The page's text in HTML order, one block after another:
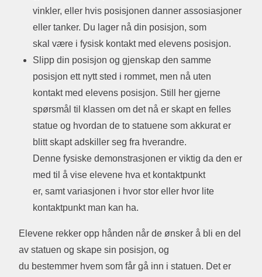
vinkler, eller hvis posisjonen danner assosiasjoner
eller tanker. Du lager nå din posisjon, som
skal være i fysisk kontakt med elevens posisjon.
Slipp din posisjon og gjenskap den samme
posisjon ett nytt sted i rommet, men nå uten
kontakt med elevens posisjon. Still her gjerne
spørsmål til klassen om det nå er skapt en felles
statue og hvordan de to statuene som akkurat er
blitt skapt adskiller seg fra hverandre.
Denne fysiske demonstrasjonen er viktig da den er
med til å vise elevene hva et kontaktpunkt
er, samt variasjonen i hvor stor eller hvor lite
kontaktpunkt man kan ha.
Elevene rekker opp hånden når de ønsker å bli en del
av statuen og skape sin posisjon, og
du bestemmer hvem som får gå inn i statuen. Det er